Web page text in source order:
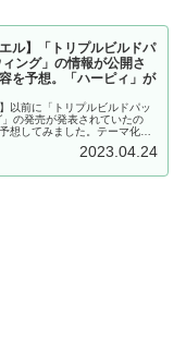
ル】「トリプルビルドパ
ング」の情報が公開さ
を予想。「ハーピィ」が
以前に「トリプルビルドパッ
の発売が発表されていたの
想してみました。テーマ化が
2023.04.24